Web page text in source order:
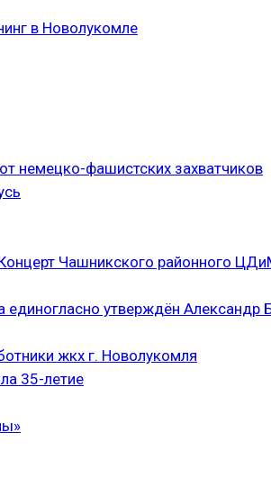
в Новолукомле
немецко-фашистских захватчиков
Чашникского районного
утверждён Александр
жкх г. Новолукомля
35-летие